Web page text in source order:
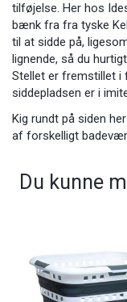
tilføjelse. Her hos
bænk fra fra tyske
til at sidde på,
lignende, så du
Stellet er fremstillet i
siddepladsen er i
Kig rundt på siden
af forskelligt
Du kunne